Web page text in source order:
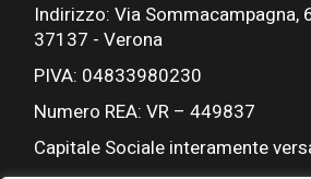
Indirizzo: Via Sommacampagna,
37137 - Verona
PIVA: 04833980230
Numero REA: VR – 449837
Capitale Sociale interamente